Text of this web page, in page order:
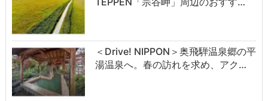
＜Drive! NIPPON＞奥飛騨温泉郷の平
湯温泉へ。春の訪れを求め、アク…